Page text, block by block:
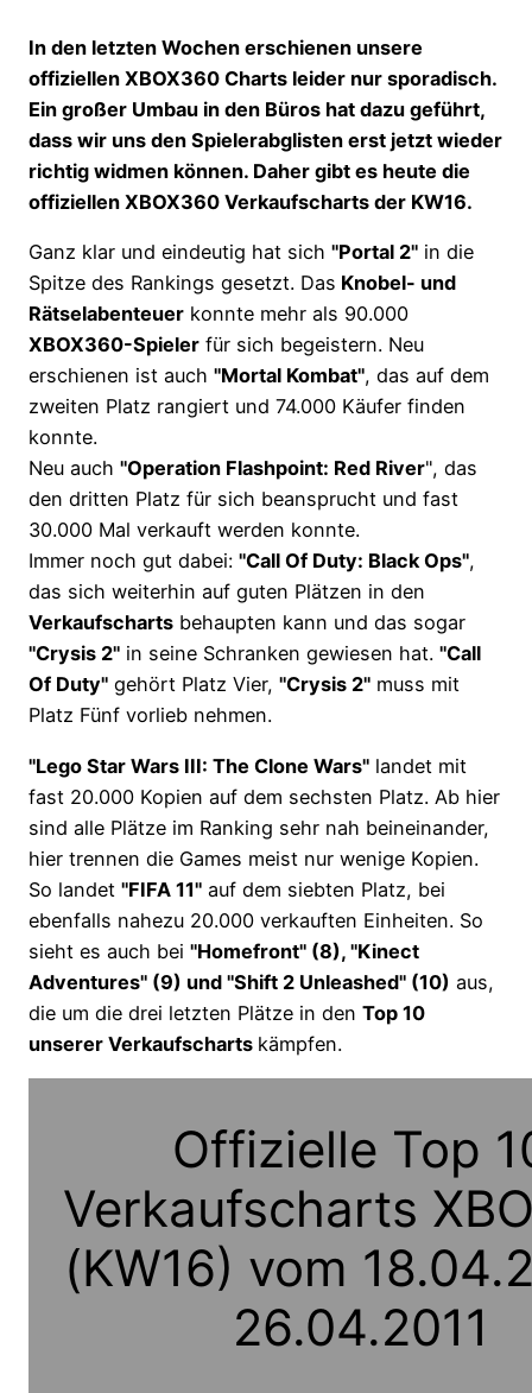
In den letzten Wochen erschienen unsere
offiziellen XBOX360 Charts leider nur sporadisch.
Ein großer Umbau in den Büros hat dazu geführt,
dass wir uns den Spielerabglisten erst jetzt wieder
richtig widmen können. Daher gibt es heute die
offiziellen XBOX360 Verkaufscharts der KW16.
Ganz klar und eindeutig hat sich "Portal 2" in die
Spitze des Rankings gesetzt. Das Knobel- und
Rätselabenteuer konnte mehr als 90.000
XBOX360-Spieler für sich begeistern. Neu
erschienen ist auch "Mortal Kombat", das auf dem
zweiten Platz rangiert und 74.000 Käufer finden
konnte.
Neu auch "Operation Flashpoint: Red River", das
den dritten Platz für sich beansprucht und fast
30.000 Mal verkauft werden konnte.
Immer noch gut dabei: "Call Of Duty: Black Ops",
das sich weiterhin auf guten Plätzen in den
Verkaufscharts behaupten kann und das sogar
"Crysis 2" in seine Schranken gewiesen hat. "Call
Of Duty" gehört Platz Vier, "Crysis 2" muss mit
Platz Fünf vorlieb nehmen.
"Lego Star Wars III: The Clone Wars" landet mit
fast 20.000 Kopien auf dem sechsten Platz. Ab hier
sind alle Plätze im Ranking sehr nah beineinander,
hier trennen die Games meist nur wenige Kopien.
So landet "FIFA 11" auf dem siebten Platz, bei
ebenfalls nahezu 20.000 verkauften Einheiten. So
sieht es auch bei "Homefront" (8), "Kinect
Adventures" (9) und "Shift 2 Unleashed" (10) aus,
die um die drei letzten Plätze in den Top 10
unserer Verkaufscharts kämpfen.
Offizielle Top
Verkaufscharts
(KW16) vom
26.04.2011